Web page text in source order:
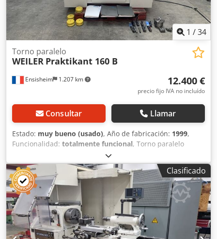
1 /34
Ensisheim 1.207 km
Torno paralelo
WEILER Praktikant 160 B
12.400 €
precio fijo IVA no incluído
Consultar Llamar
Estado: muy bueno (usado), Año de fabricación: 1999,
Funcionalidad: totalmente funcional, Torno paralelo
WEILER, modelo PRAKTIKANT 160 B Distancia entre puntos:
650 mm Diámetro máximo sobre el carro: Ø 320 mm
Diámetro máximo sobre el contrapunto: Ø 192 mm Altura
del centro: 160 mm Diámetro del husillo: Ø 40 mm
Velocidad de rotación: de 48 a 2500 RPM Torreta tipo
Multifix A Portabrocas de 3 mordazas, Ø 135 mm Año de
fabricación: 1999 Motor del husillo con 2 velocidades - 3
kW Roscas: métricas + Whitworth Contrapunto CM3 Escala
de 2 ejes MITUTOYO Csdpfxozqn Twe Aatoha Se suministra
Clasificado